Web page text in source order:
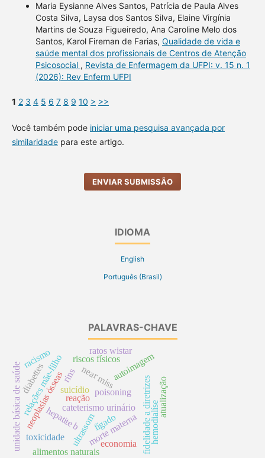
Maria Eysianne Alves Santos, Patrícia de Paula Alves
Costa Silva, Laysa dos Santos Silva, Elaine Virgínia
Martins de Souza Figueiredo, Ana Caroline Melo dos
Santos, Karol Fireman de Farias, Qualidade de vida e
saúde mental dos profissionais de Centros de Atenção
Psicosocial , Revista de Enfermagem da UFPI: v. 15 n. 1
(2026): Rev Enferm UFPI
1 2 3 4 5 6 7 8 9 10 > >>
Você também pode iniciar uma pesquisa avançada por
similaridadepara este artigo.
ENVIAR SUBMISSÃO
IDIOMA
English
Português (Brasil)
PALAVRAS-CHAVE
hepatite b
neoplasias ósseas poisoning
ultrassom
cateterismo urinário
near miss fidelidade a diretrizes
relações mãe-filho riscos físicos
unidade básica de saúde autoimagem
morte materna
economia
suicídio
reação
diabettes
hemodialíse
toxicidade
ratos wistar
fígado
rins
racismo
atualização
alimentos naturais